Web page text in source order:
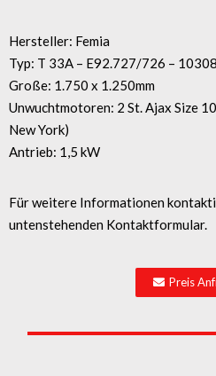
Hersteller: Femia
Typ: T 33A – E92.727/726 –
Große: 1.750 x 1.250mm
Unwuchtmotoren: 2 St. Ajax Size
New York)
Antrieb: 1,5 kW
Für weitere Informationen
untenstehenden Kontaktformular.
Preis